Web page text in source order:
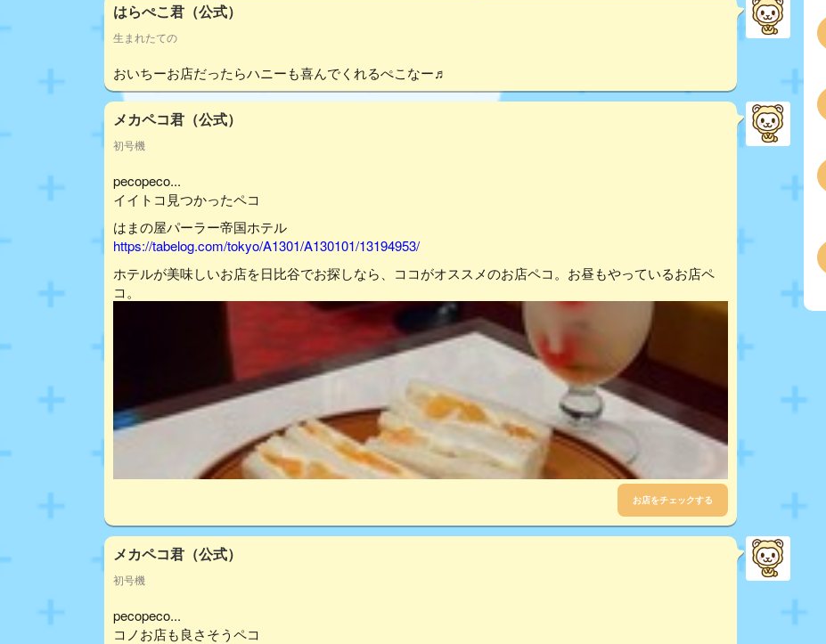
はらぺこ君（公式）
生まれたての
おいちーお店だったらハニーも喜んでくれるぺこなー♬
メカペコ君（公式）
初号機
pecopeco...
イイトコ見つかったペコ
はまの屋パーラー帝国ホテル
https://tabelog.com/tokyo/A1301/A130101/13194953/
ホテルが美味しいお店を日比谷でお探しなら、ココがオススメのお店ペコ。お昼もやっているお店ペ
コ。
お店をチェックする
メカペコ君（公式）
初号機
pecopeco...
コノお店も良さそうペコ